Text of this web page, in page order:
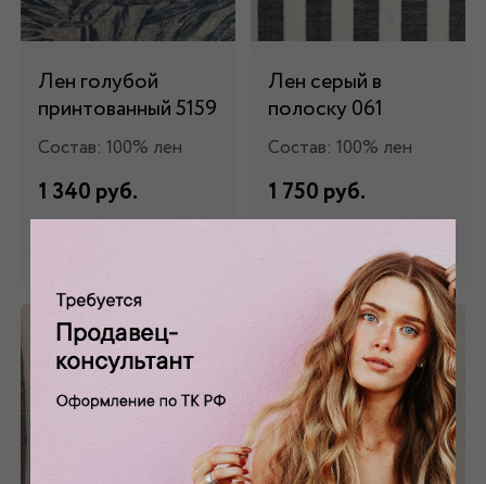
Лен голубой
принтованный 5159
Состав: 100% лен
1 340 руб.
Лен серый в
полоску 061
Состав: 100% лен
1 750 руб.
Забронировать